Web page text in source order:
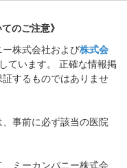
のご注意》
株式会社および株式会
ています。 正確な情報掲
するものではありませ
事前に必ず該当の医院
ミーカンパニー株式会